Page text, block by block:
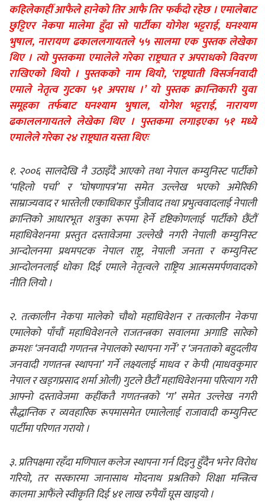
कहिलेकाहीँ आफैले हानेको तिर आफै तिर फर्कँदो रहेछ । एमालेबाट
छुट्टिएर नेकपा मालेमा हुँदा सो पार्टीका योगेश भट्टराई, घनश्याम
भुषाल, नारायण ढकाललगायतले ५५ सालमा एक पुस्तक लेखेका
थिए । त्यो पुस्तकमा एमालेले गरेका राष्ट्रघात र अपराधको विवरण
राखिएको थियो । पुस्तकको नाम थियो, ‘राष्ट्रघाती विसर्जनवादी
एमाले नेतृत्व गुटका ५१ अपराध ।’ यो पुस्तक क्रान्तिकारी युवा
समूहका तर्फबाट घनश्याम भुषाल, योगेश भट्टराई, नारायण
ढकाललगायतले लेखेका थिए । पुस्तकमा लगाइएका ५१ मध्ये
एमालेले गरेका २४ राष्ट्रघात यस्ता थिएः
१. २००६ सालदेखि नै उठाइँदै आएको तथा नेपाल कम्युनिस्ट पार्टीको
‘पहिलो पर्चा’ र ‘घोषणापत्र’मा समेत उल्लेख भएको अमेरिकी
साम्राज्यवाद र भारतेली एकाधिकार पुँजीवाद तथा प्रभुत्ववादलाई नेपाली
क्रान्तिको आधारभूत शत्रुका रूपमा हेर्ने दृष्टिकोणलाई पार्टीको छैंटौं
महाधिवेशनमा प्रस्तुत दस्तावेजमा उल्लेखै नगरी नेपाली कम्युनिस्ट
आन्दोलनमा प्रथमपटक नेपाल राष्ट्र, नेपाली जनता र कम्युनिस्ट
आन्दोलनलाई धोका दिई एमाले नेतृत्वले राष्ट्रिय आत्मसमर्पणवादको
नीति लियो ।
२. तत्कालीन नेकपा मालेको चौथो महाधिवेशन र तत्कालीन नेकपा
एमालेको पाँचौं महाधिवेशनले राजतन्त्रका सवालमा अगाडि सारेको
क्रमशः ‘जनवादी गणतन्त्र नेपालको स्थापना गर्ने’ र ‘जनताको बहुदलीय
जनवादी गणतन्त्र स्थापना’ गर्ने लक्ष्यलाई माधव र केपी (माधवकुमार
नेपाल र खड्गप्रसाद शर्मा ओली) गुटले छैटौं महाधिवेशनमा परित्याग गरी
आफ्नो दस्तावेजमा कहींकतै गणतन्त्रको ‘ग’ समेत उल्लेख नगरी
सैद्धान्तिक र व्यवहारिक रूपमासमेत एमालेलाई राजावादी कम्युनिस्ट
पार्टीमा परिणत गरायो ।
३. प्रतिपक्षमा रहँदा मणिपाल कलेज स्थापना गर्न दिइनु हुँदैन भनेर विरोध
गरियो, तर सरकारमा जानासाथ मोदनाथ प्रश्रतिको शिक्षा मन्त्रित्व
कालमा आफैंले स्वीकृति दिई ४१ लाख रुपैयाँ घूस खाइयो ।